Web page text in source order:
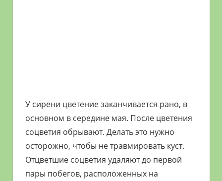
У сирени цветение заканчивается рано, в
основном в середине мая. После цветения
соцветия обрывают. Делать это нужно
осторожно, чтобы не травмировать куст.
Отцветшие соцветия удаляют до первой
пары побегов, расположенных на